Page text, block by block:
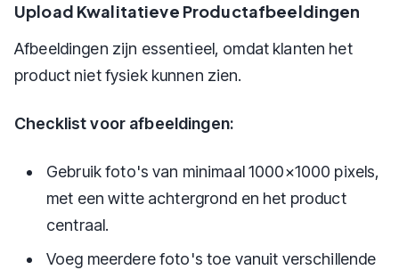
Upload Kwalitatieve Productafbeeldingen
Afbeeldingen zijn essentieel, omdat klanten het
product niet fysiek kunnen zien.
Checklist voor afbeeldingen:
Gebruik foto's van minimaal 1000×1000 pixels,
met een witte achtergrond en het product
centraal.
Voeg meerdere foto's toe vanuit verschillende